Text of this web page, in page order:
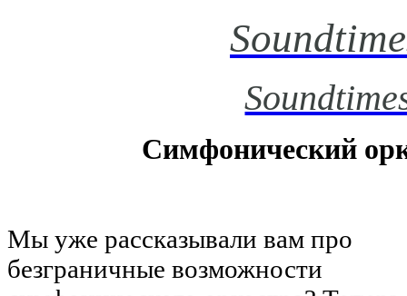
Симфонический
Мы уже рассказывали вам про
безграничные возможности